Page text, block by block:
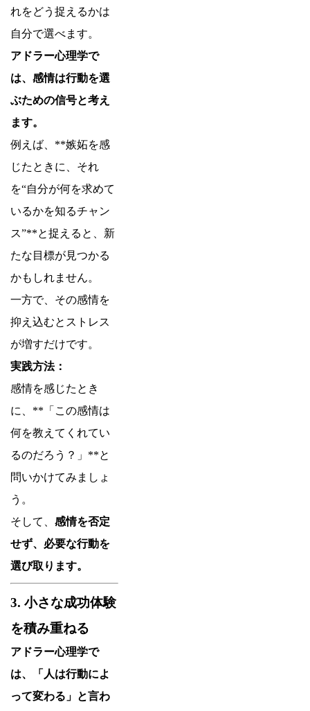
れをどう捉えるかは
自分で選べます。
アドラー心理学で
は、感情は行動を選
ぶための信号と考え
ます。
例えば、**嫉妬を感
じたときに、それ
を“自分が何を求めて
いるかを知るチャン
ス”**と捉えると、新
たな目標が見つかる
かもしれません。
一方で、その感情を
抑え込むとストレス
が増すだけです。
実践方法：
感情を感じたとき
に、**「この感情は
何を教えてくれてい
るのだろう？」**と
問いかけてみましょ
う。
そして、 感情を否定
せず、必要な行動を
選び取ります。
3. 小さな成功体験
を積み重ねる
アドラー心理学で
は、「人は行動によ
って変わる」と言わ